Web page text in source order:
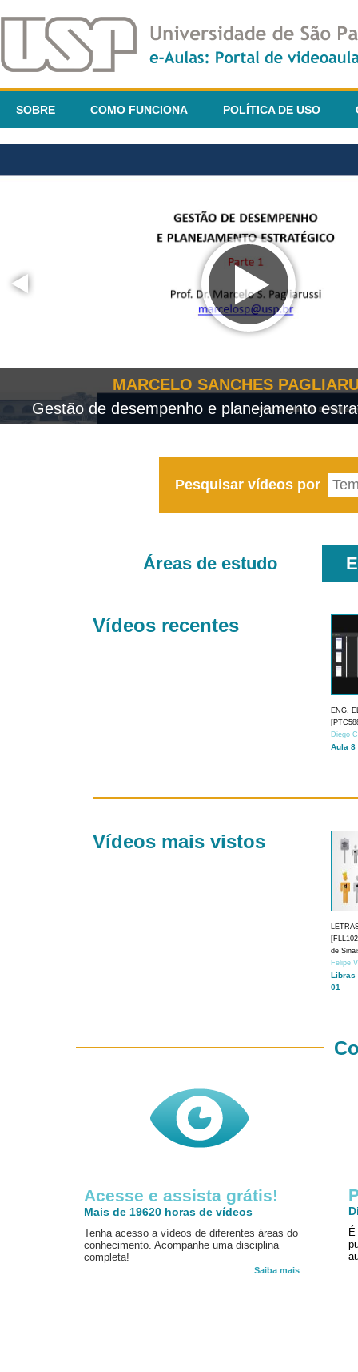
SOBRE COMO FUNCIONA POLÍTICA DE USO
MARCELO SANCHES
Gestão de desempenho e planejamento
Pesquisar vídeos por
Áreas de estudo
Vídeos recentes
ENG.
Diego
Aula 8
Vídeos mais vistos
de
Felipe
Libras
01
Acesse e assista grátis!
Mais de 19620 horas de vídeos
Tenha acesso a vídeos de diferentes áreas do
conhecimento. Acompanhe uma disciplina
completa!
Saiba mais